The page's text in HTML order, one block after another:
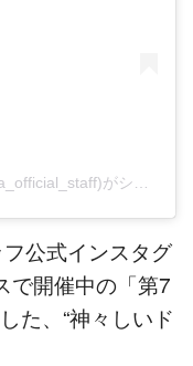
公式インスタグ
で開催中の「第7
た、“神々しいド